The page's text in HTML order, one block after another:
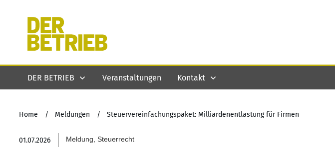
DER BETRIEB Veranstaltungen Kontakt
Home / Meldungen / Steuervereinfachungspaket: Milliardenentlastung für Firmen
01.07.2026 Meldung, Steuerrecht